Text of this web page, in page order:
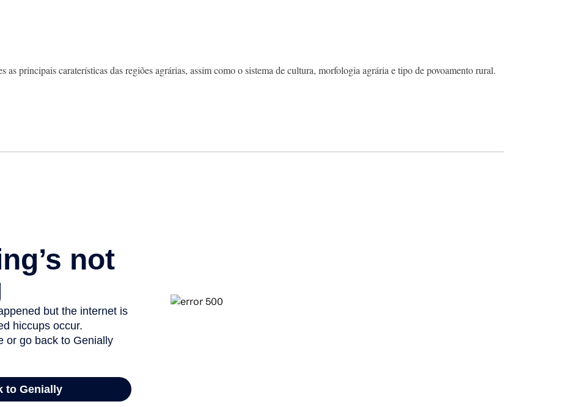
as principais caraterísticas das regiões agrárias, assim como o sistema de cultura, morfologia agrária e tipo de povoamento rural.